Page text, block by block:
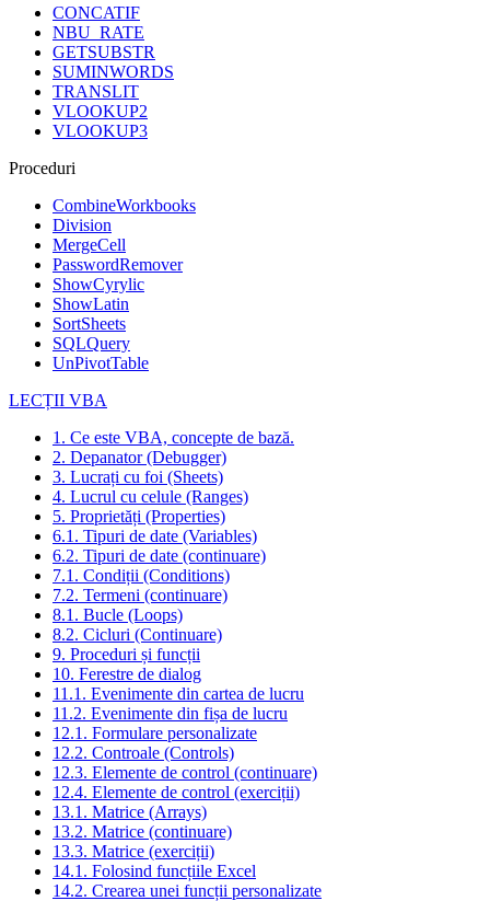
CONCATIF
NBU_RATE
GETSUBSTR
SUMINWORDS
TRANSLIT
VLOOKUP2
VLOOKUP3
Proceduri
CombineWorkbooks
Division
MergeCell
PasswordRemover
ShowCyrylic
ShowLatin
SortSheets
SQLQuery
UnPivotTable
LECȚII VBA
1. Ce este VBA, concepte de bază.
2. Depanator (Debugger)
3. Lucrați cu foi (Sheets)
4. Lucrul cu celule (Ranges)
5. Proprietăți (Properties)
6.1. Tipuri de date (Variables)
6.2. Tipuri de date (continuare)
7.1. Condiții (Conditions)
7.2. Termeni (continuare)
8.1. Bucle (Loops)
8.2. Cicluri (Continuare)
9. Proceduri și funcții
10. Ferestre de dialog
11.1. Evenimente din cartea de lucru
11.2. Evenimente din fișa de lucru
12.1. Formulare personalizate
12.2. Controale (Controls)
12.3. Elemente de control (continuare)
12.4. Elemente de control (exerciții)
13.1. Matrice (Arrays)
13.2. Matrice (continuare)
13.3. Matrice (exerciții)
14.1. Folosind funcțiile Excel
14.2. Crearea unei funcții personalizate